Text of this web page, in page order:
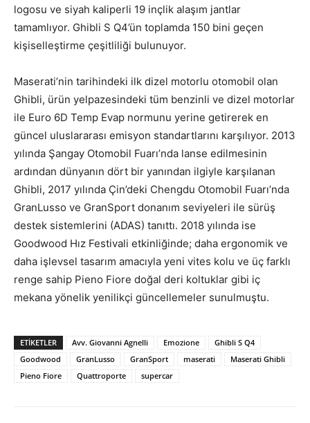
logosu ve siyah kaliperli 19 inçlik alaşım jantlar
tamamlıyor. Ghibli S Q4’ün toplamda 150 bini geçen
kişiselleştirme çeşitliliği bulunuyor.
Maserati’nin tarihindeki ilk dizel motorlu otomobil olan
Ghibli, ürün yelpazesindeki tüm benzinli ve dizel motorlar
ile Euro 6D Temp Evap normunu yerine getirerek en
güncel uluslararası emisyon standartlarını karşılıyor. 2013
yılında Şangay Otomobil Fuarı’nda lanse edilmesinin
ardından dünyanın dört bir yanından ilgiyle karşılanan
Ghibli, 2017 yılında Çin’deki Chengdu Otomobil Fuarı’nda
GranLusso ve GranSport donanım seviyeleri ile sürüş
destek sistemlerini (ADAS) tanıttı. 2018 yılında ise
Goodwood Hız Festivali etkinliğinde; daha ergonomik ve
daha işlevsel tasarım amacıyla yeni vites kolu ve üç farklı
renge sahip Pieno Fiore doğal deri koltuklar gibi iç
mekana yönelik yenilikçi güncellemeler sunulmuştu.
ETIKETLER Avv. Giovanni Agnelli Emozione
Ghibli S Q4
Goodwood
GranLusso GranSport maserati
Maserati Ghibli
Pieno Fiore
Quattroporte supercar